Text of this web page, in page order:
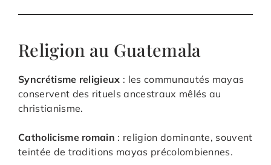
Religion au Guatemala
Syncrétisme religieux : les communautés mayas
conservent des rituels ancestraux mêlés au
christianisme.
Catholicisme romain : religion dominante, souvent
teintée de traditions mayas précolombiennes.